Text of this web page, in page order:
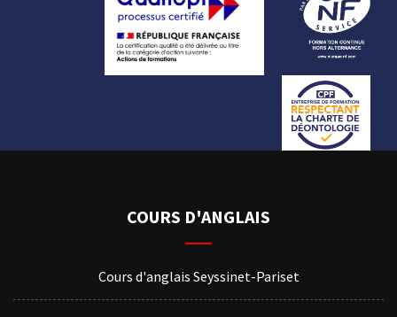
COURS D'ANGLAIS
Cours d'anglais Seyssinet-Pariset